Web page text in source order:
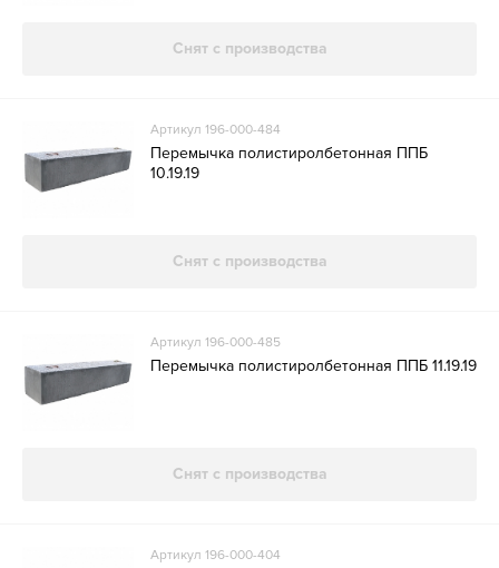
Снят с производства
Артикул 196-000-484
Перемычка полистиролбетонная ППБ
10.19.19
Снят с производства
Артикул 196-000-485
Перемычка полистиролбетонная ППБ 11.19.19
Снят с производства
Артикул 196-000-404